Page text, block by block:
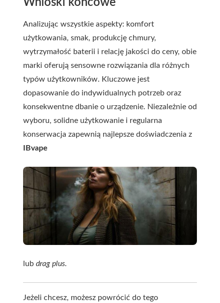
Wnioski końcowe
Analizując wszystkie aspekty: komfort
użytkowania, smak, produkcję chmury,
wytrzymałość baterii i relację jakości do ceny, obie
marki oferują sensowne rozwiązania dla różnych
typów użytkowników. Kluczowe jest
dopasowanie do indywidualnych potrzeb oraz
konsekwentne dbanie o urządzenie. Niezależnie od
wyboru, solidne użytkowanie i regularna
konserwacja zapewnią najlepsze doświadczenia z
IBvape
lub drag plus.
Jeżeli chcesz, możesz powrócić do tego